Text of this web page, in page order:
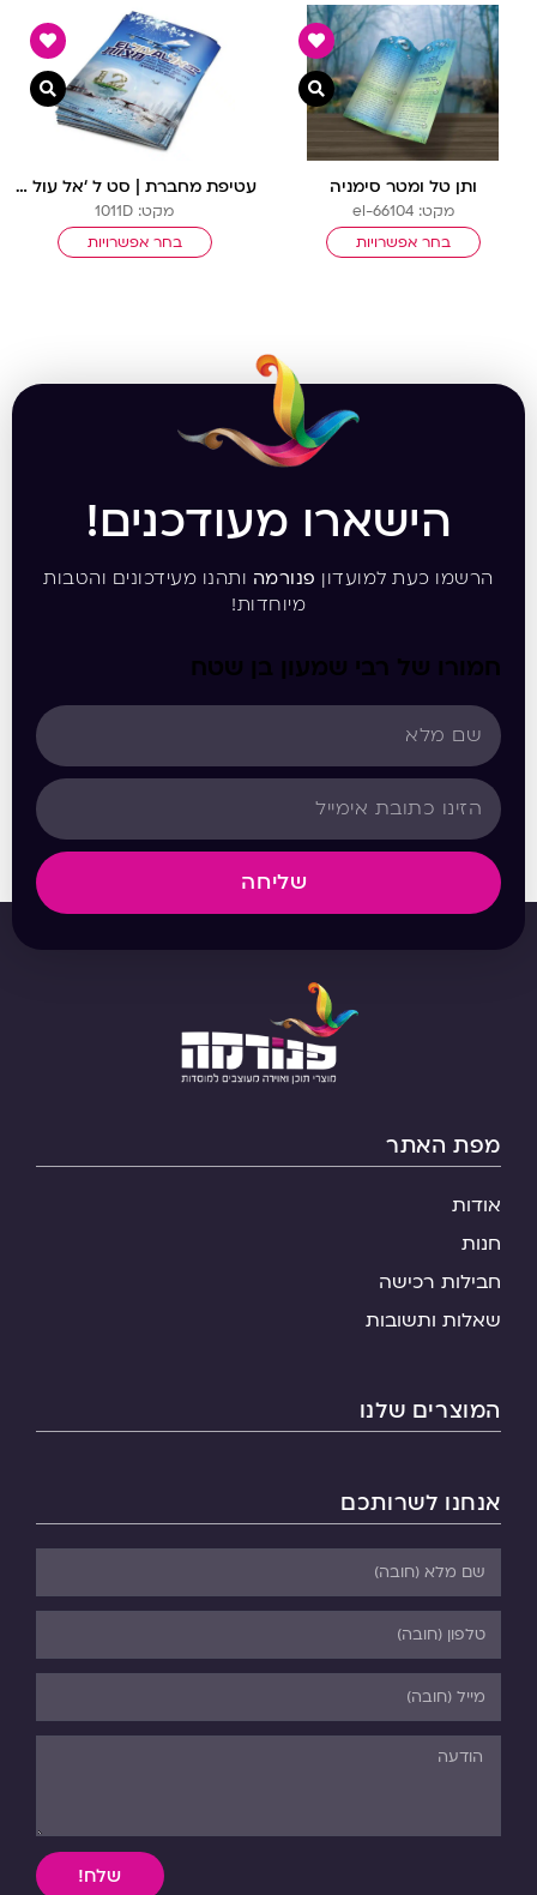
ותן טל ומטר סימניה
מקט: el-66104
בחר אפשרויות
עטיפת מחברת | סט ל ‘אל עול מצוות’
מקט: 1011D
בחר אפשרויות
הישארו מעודכנים!
הרשמו כעת למועדון פנורמה ותהנו מעידכונים והטבות
מיוחדות!
חמורו של רבי שמעון בן שטח
שליחה
מפת האתר
אודות
חנות
חבילות רכישה
שאלות ותשובות
המוצרים שלנו
אנחנו לשרותכם
שלח!